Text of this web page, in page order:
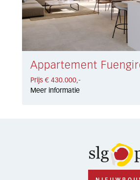
Prijs € 430.000,-
Meer informatie